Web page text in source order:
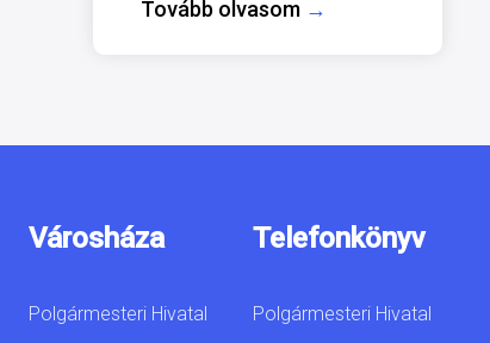
Tovább olvasom →
Városháza
Polgármesteri Hivatal
Telefonkönyv
Polgármesteri Hivatal